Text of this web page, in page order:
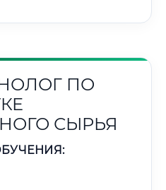
ПО
СЫРЬЯ